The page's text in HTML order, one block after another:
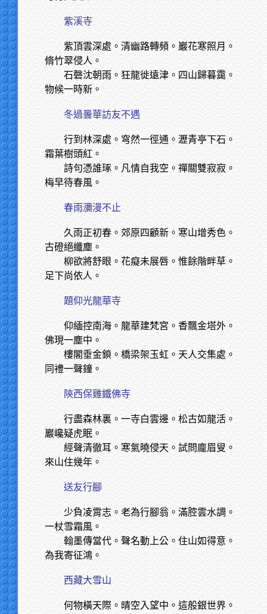
紫溪寺
紫頂雲深處。清幽路轉頻。巖花寒照月。
脩竹翠侵人。
石磬沈朝雨。狂龍徙遠津。四山歸暮靄。
物候一時新。
冬過曇華訪友不遇
行到林深處。穹然一徑通。瀝青亭下石。
霜葉樹頭紅。
詩句憑誰琢。凡情自我空。禪關雙寂寂。
梅早待春風。
春雨瀰漫不止
久雨正初春。郊原四顧新。寒山增秀色。
古磴絕纖塵。
柳欲將舒眼。花癡未展唇。惟餘階畔草。
足下尚依人。
題仰光龍華寺
仰緬控南海。龍華建梵宮。香飄金塔外。
佛現一塵中。
樓閣垂金鎖。橋梁架玉虹。天人交集處。
同禮一聲鐘。
陝西保雞鐵佛寺
行盡森林裏。一寺白雲邊。松古如龍活。
巖巉疑虎眠。
經聲清徹耳。寒氣曉侵天。試問龐眉叟。
來山住幾年。
送友行腳
少負凌霄志。老為行腳翁。滿腔雲水調。
一杖雪霜風。
翰墨傳當代。聲名動上公。住山如得意。
為我寄征鴻。
西藏大雪山
何物橫天際。晴空入望中。這般銀世界。